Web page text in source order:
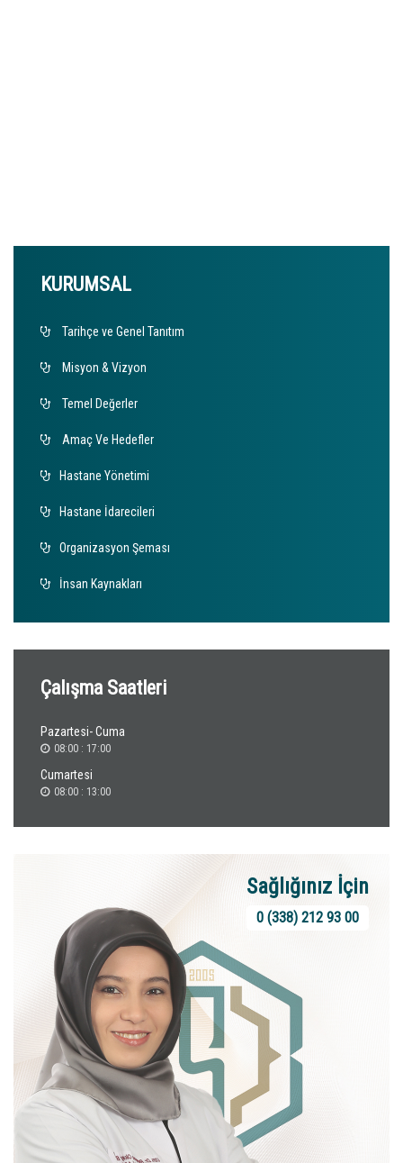
KURUMSAL
Tarihçe ve Genel Tanıtım
Misyon & Vizyon
Temel Değerler
Amaç Ve Hedefler
Hastane Yönetimi
Hastane İdarecileri
Organizasyon Şeması
İnsan Kaynakları
Çalışma Saatleri
Pazartesi- Cuma
08:00 : 17:00
Cumartesi
08:00 : 13:00
Sağlığınız İçin
0 (338) 212 93 00